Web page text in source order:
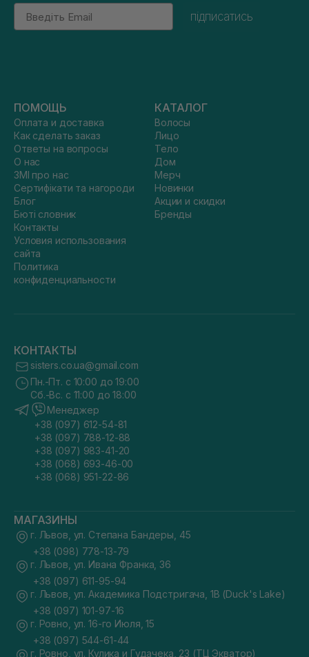
Email
підписатись
ПОМОЩЬ
Оплата и доставка
Как сделать заказ
Ответы на вопросы
О нас
ЗМІ про нас
Сертифікати та нагороди
Блог
Бюті словник
Контакты
Условия использования
сайта
Политика
конфиденциальности
КАТАЛОГ
Волосы
Лицо
Тело
Дом
Мерч
Новинки
Акции и скидки
Бренды
КОНТАКТЫ
sisters.co.ua@gmail.com
Пн.-Пт. с 10:00 до 19:00
Сб.-Вс. с 11:00 до 18:00
Менеджер
+38 (097) 612-54-81
+38 (097) 788-12-88
+38 (097) 983-41-20
+38 (068) 693-46-00
+38 (068) 951-22-86
МАГАЗИНЫ
г. Львов, ул. Степана Бандеры, 45
+38 (098) 778-13-79
г. Львов, ул. Ивана Франка, 36
+38 (097) 611-95-94
г. Львов, ул. Академика Подстригача, 1В (Duck's Lake)
+38 (097) 101-97-16
г. Ровно, ул. 16-го Июля, 15
+38 (097) 544-61-44
г. Ровно, ул. Кулика и Гудачека, 23 (ТЦ Экватор)